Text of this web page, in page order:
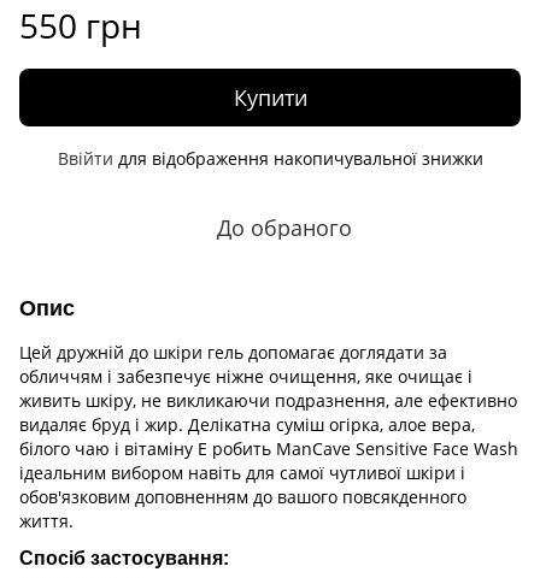
550 грн
Купити
Ввійти для відображення накопичувальної знижки
До обраного
Опис
Цей дружній до шкіри гель допомагає доглядати за
обличчям і забезпечує ніжне очищення, яке очищає і
живить шкіру, не викликаючи подразнення, але ефективно
видаляє бруд і жир. Делікатна суміш огірка, алое вера,
білого чаю і вітаміну Е робить ManCave Sensitive Face Wash
ідеальним вибором навіть для самої чутливої шкіри і
обов'язковим доповненням до вашого повсякденного
життя.
Спосіб застосування: